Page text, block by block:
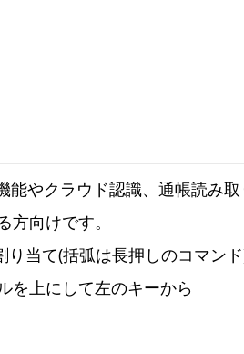
能やクラウド認識、通帳読み
方向けです。
り当て(括弧は長押しのコマン
を上にして左のキーから